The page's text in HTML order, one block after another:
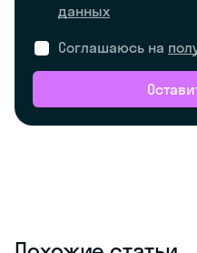
данных
Соглашаюсь на